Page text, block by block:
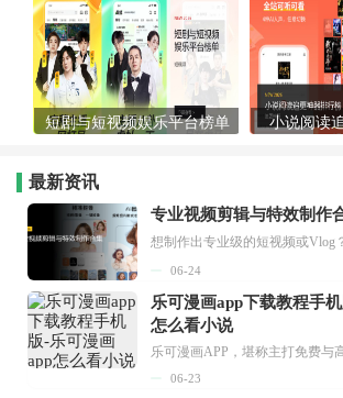
短剧与短视频娱乐平台榜单 小说阅读
最新资讯
专业视频剪辑与特效制作
06-24
乐可漫画app下载教程手
怎么看小说
06-23